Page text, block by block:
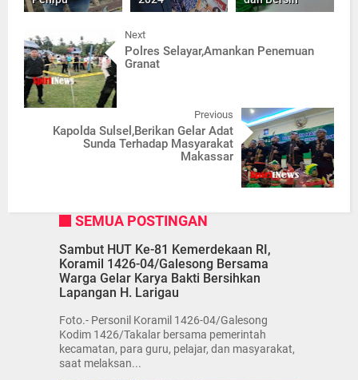
Next
Polres Selayar,Amankan Penemuan
Granat
Previous
Kapolda Sulsel,Berikan Gelar Adat
Sunda Terhadap Masyarakat
Makassar
SEMUA POSTINGAN
Sambut HUT Ke-81 Kemerdekaan RI,
Koramil 1426-04/Galesong Bersama
Warga Gelar Karya Bakti Bersihkan
Lapangan H. Larigau
Foto.- Personil Koramil 1426-04/Galesong
Kodim 1426/Takalar bersama pemerintah
kecamatan, para guru, pelajar, dan masyarakat,
saat melaksan...